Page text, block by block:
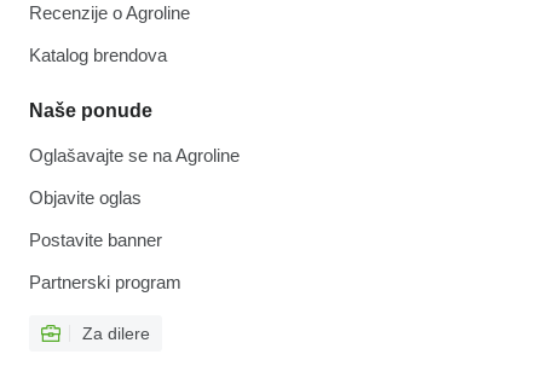
Recenzije o Agroline
Katalog brendova
Naše ponude
Oglašavajte se na Agroline
Objavite oglas
Postavite banner
Partnerski program
Za dilere